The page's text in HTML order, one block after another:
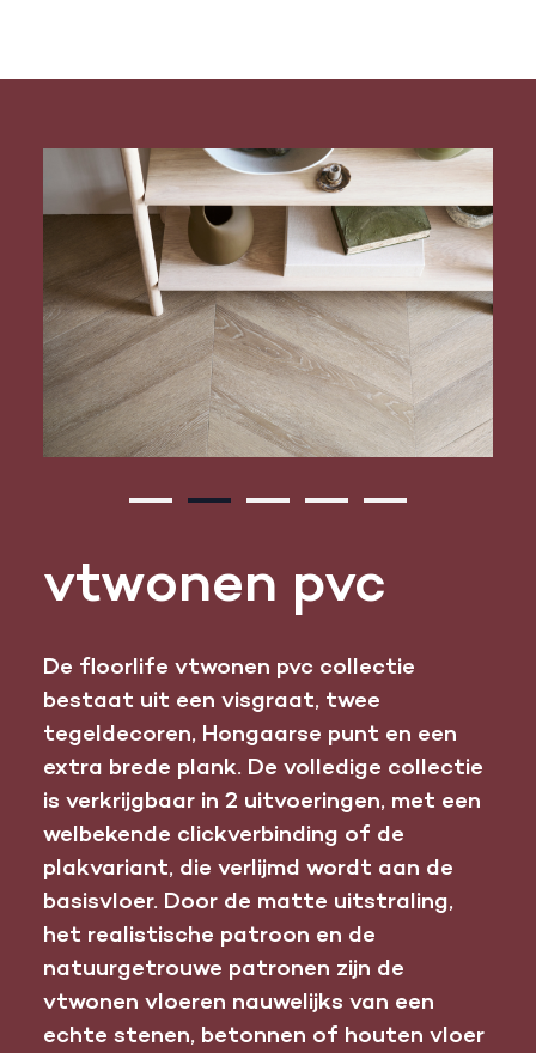
vtwonen pvc
De floorlife vtwonen pvc collectie
bestaat uit een visgraat, twee
tegeldecoren, Hongaarse punt en een
extra brede plank. De volledige collectie
is verkrijgbaar in 2 uitvoeringen, met een
welbekende clickverbinding of de
plakvariant, die verlijmd wordt aan de
basisvloer. Door de matte uitstraling,
het realistische patroon en de
natuurgetrouwe patronen zijn de
vtwonen vloeren nauwelijks van een
echte stenen, betonnen of houten vloer